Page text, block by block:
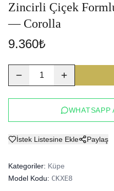
Zincirli Çiçek
— Corolla
9.360₺
1
WHATSAPP
İstek Listesine Ekle Paylaş
Kategoriler: Küpe
Model Kodu: CKXE8